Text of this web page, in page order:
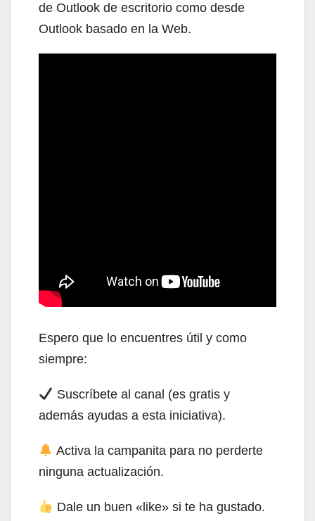
de Outlook de escritorio como desde
Outlook basado en la Web.
Espero que lo encuentres útil y como
siempre:
Suscríbete al canal (es gratis y
además ayudas a esta iniciativa).
Activa la campanita para no perderte
ninguna actualización.
Dale un buen «like» si te ha gustado.